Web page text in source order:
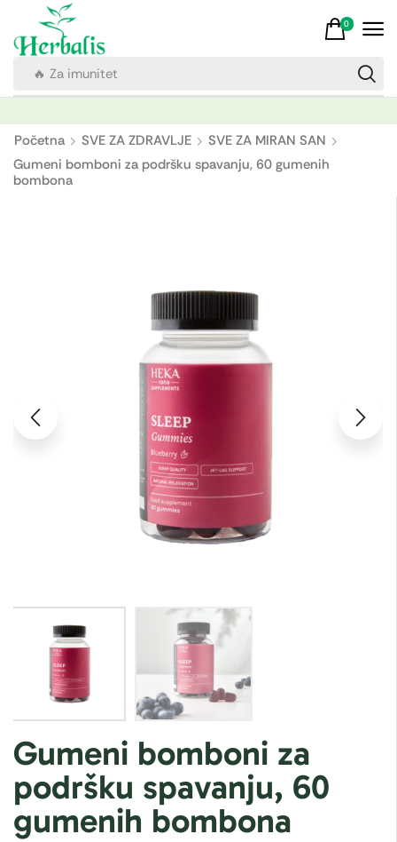
🔥 Za imunitet
0
Početna SVE ZA ZDRAVLJE
SVE ZA MIRAN SAN
Gumeni bomboni za podršku spavanju, 60 gumenih
bombona
Gumeni bomboni za
podršku spavanju, 60
gumenih bombona